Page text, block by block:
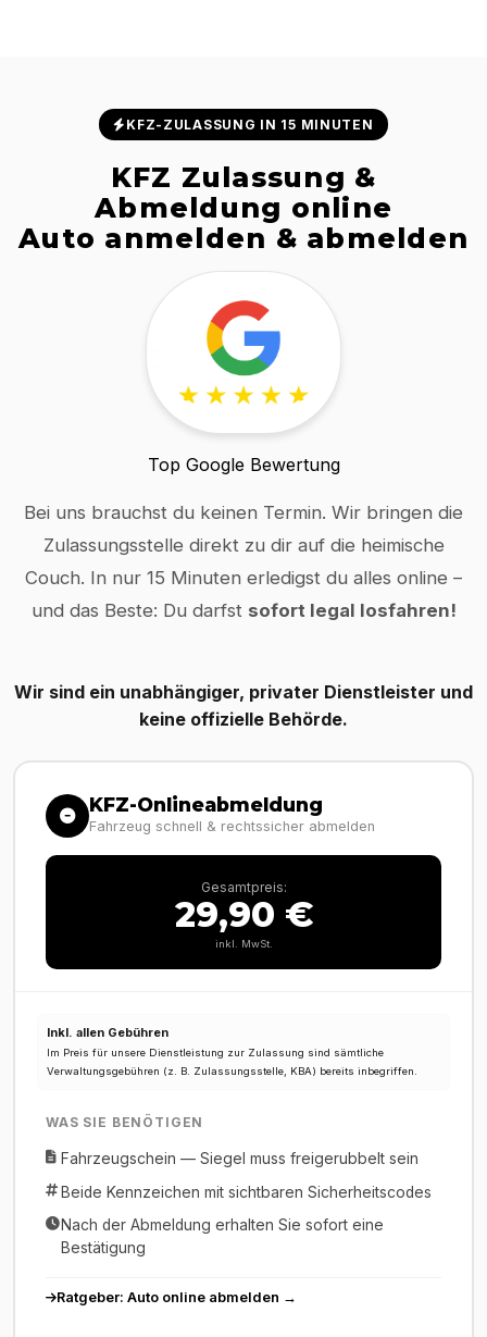
KFZ-ZULASSUNG IN 15 MINUTEN
KFZ Zulassung &
Abmeldung online
Auto anmelden & abmelden
Top Google Bewertung
Bei uns brauchst du keinen Termin. Wir bringen die
Zulassungsstelle direkt zu dir auf die heimische
Couch. In nur 15 Minuten erledigst du alles online –
und das Beste: Du darfst sofort legal losfahren!
Wir sind ein unabhängiger, privater Dienstleister und
keine offizielle Behörde.
KFZ-Onlineabmeldung
Fahrzeug schnell & rechtssicher abmelden
Gesamtpreis:
29,90 €
inkl. MwSt.
Inkl. allen Gebühren
Im Preis für unsere Dienstleistung zur Zulassung sind sämtliche
Verwaltungsgebühren (z. B. Zulassungsstelle, KBA) bereits inbegriffen.
WAS SIE BENÖTIGEN
Fahrzeugschein — Siegel muss freigerubbelt sein
Beide Kennzeichen mit sichtbaren Sicherheitscodes
Nach der Abmeldung erhalten Sie sofort eine
Bestätigung
Ratgeber: Auto online abmelden →